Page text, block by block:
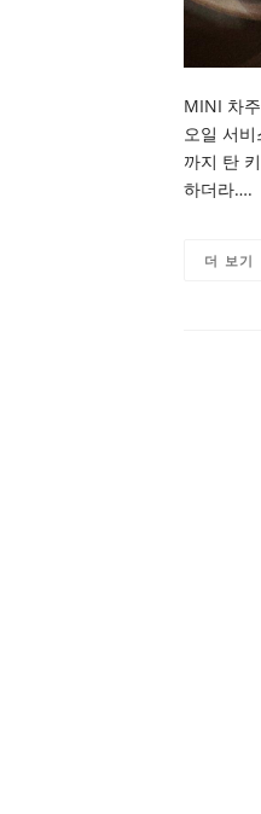
MINI 차
오일 서
까지 탄
하더라….
더 보기